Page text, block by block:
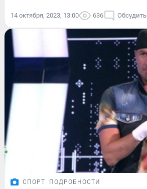
14 октября, 2023, 13:00 636 Обсудить
СПОРТ ПОДРОБНОСТИ